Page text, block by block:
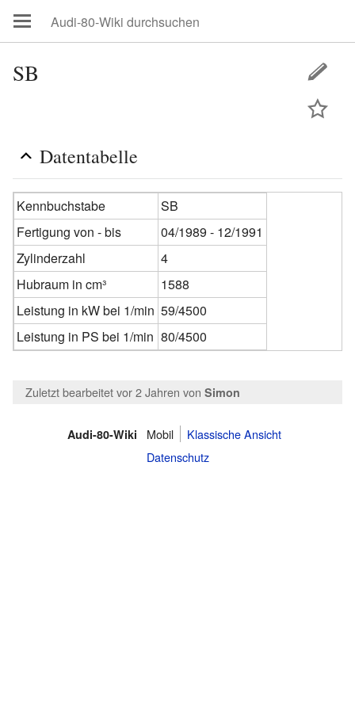
SB
Datentabelle
Kennbuchstabe
SB
Fertigung von - bis
04/1989 - 12/1991
Zylinderzahl
4
Hubraum in cm³
1588
Leistung in kW bei 1/min 59/4500
Leistung in PS bei 1/min 80/4500
Zuletzt bearbeitet vor 2 Jahren von Simon
Audi-80-Wiki Mobil
Klassische Ansicht
Datenschutz